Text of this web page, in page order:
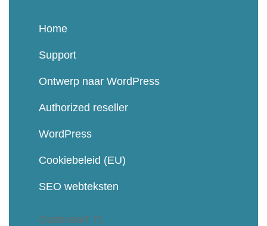
Home
Support
Ontwerp naar WordPress
Authorized reseller
WordPress
Cookiebeleid (EU)
SEO webteksten
Oudevaart 71